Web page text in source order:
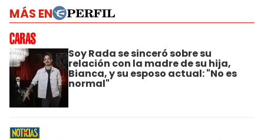
MÁS EN
Soy Rada se sinceró sobre su
relación con la madre de su hija,
Bianca, y su esposo actual: "No es
normal"